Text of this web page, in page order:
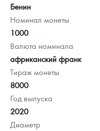
Бенин
Номинал монеты
1000
Валюта номинала
африканский франк
Тираж монеты
8000
Год выпуска
2020
Диаметр